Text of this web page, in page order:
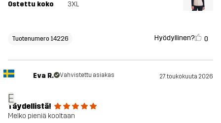
Ostettu koko 3XL
Tuotenumero 14226 Hyödyllinen? 0
E
Eva R. Vahvistettu asiakas 27. toukokuuta 2026
Täydellistä!
Melko pieniä kooltaan